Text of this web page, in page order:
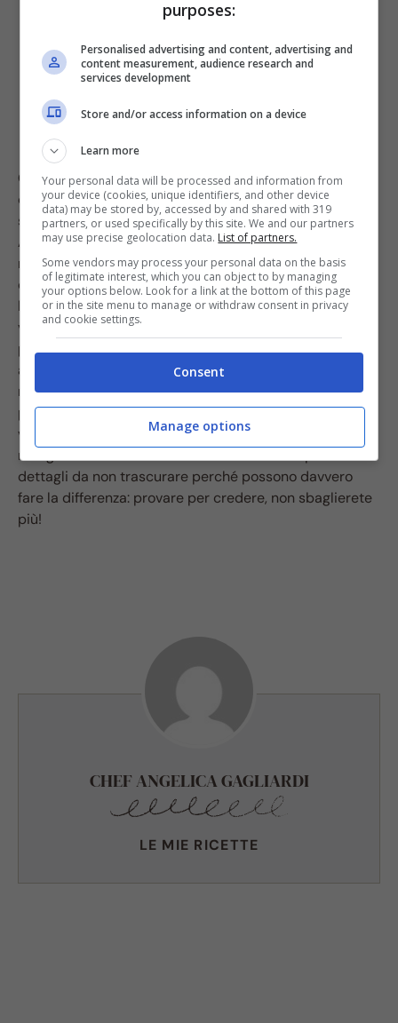
Come sappiamo tutti, per poter preparare questo
contorno, uno dei passaggi principali prevede di
sbollentare le patate. E qui, molti, sbagliano di grosso.
Andiamo a scoprire il motivo. Per prima cosa, le patate
non vanno mai aggiunte nell’acqua già bollente, ma
devono scaldarsi poco alla volta sul fuoco insieme al
liquido. La seconda cosa da tenere a mente è che una
volta raggiunta l’ebollizione, la fiamma deve essere
portata al minimo o rischieremo che le patate
assorbano troppa acqua che andrà a rovinare il
risultato finale. Seguendo queste semplice accortezze
potremo star certi cheil nostro purè sarà perfetto,
vellutato e saporito proprio come quello che
mangiavamo a casa della nonna. Si tratta di piccoli
dettagli da non trascurare perché possono davvero
fare la differenza: provare per credere, non sbaglierete
più!
CHEF ANGELICA GAGLIARDI
LE MIE RICETTE
purposes:
Personalised advertising and content, advertising and
content measurement, audience research and
services development
Store and/or access information on a device
Learn more
Your personal data will be processed and information from
your device (cookies, unique identifiers, and other device
data) may be stored by, accessed by and shared with 319
partners, or used specifically by this site. We and our partners
may use precise geolocation data. List of partners.
Some vendors may process your personal data on the basis
of legitimate interest, which you can object to by managing
your options below. Look for a link at the bottom of this page
or in the site menu to manage or withdraw consent in privacy
and cookie settings.
Consent
Manage options